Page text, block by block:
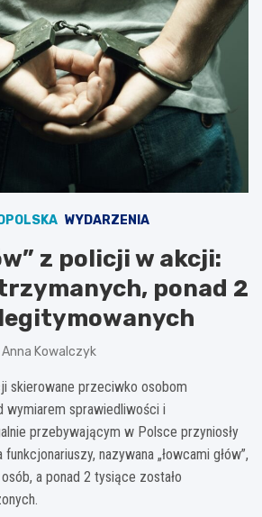
WYDARZENIA
z policji w akcji:
ponad 2
Anna Kowalczyk
skierowane przeciwko osobom
wymiarem sprawiedliwości i
przebywającym w Polsce przyniosły
nazywana „łowcami głów”,
a ponad 2 tysiące zostało